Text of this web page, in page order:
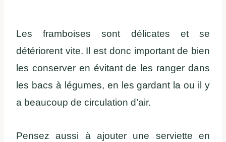
Les framboises sont délicates et se
détériorent vite. Il est donc important de bien
les conserver en évitant de les ranger dans
les bacs à légumes, en les gardant la ou il y
a beaucoup de circulation d’air.
Pensez aussi à ajouter une serviette en